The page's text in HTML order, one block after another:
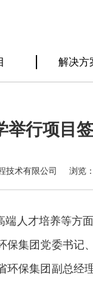
解决方
举行项目
技术有限公司 浏览：
人才培养等方
集团党委书记
保集团副总经